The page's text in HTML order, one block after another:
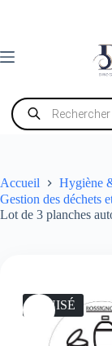
Recherche
de
produits
Accueil
Hygiène
Gestion des déchets
Lot de 3 planches
ÉPUISÉ